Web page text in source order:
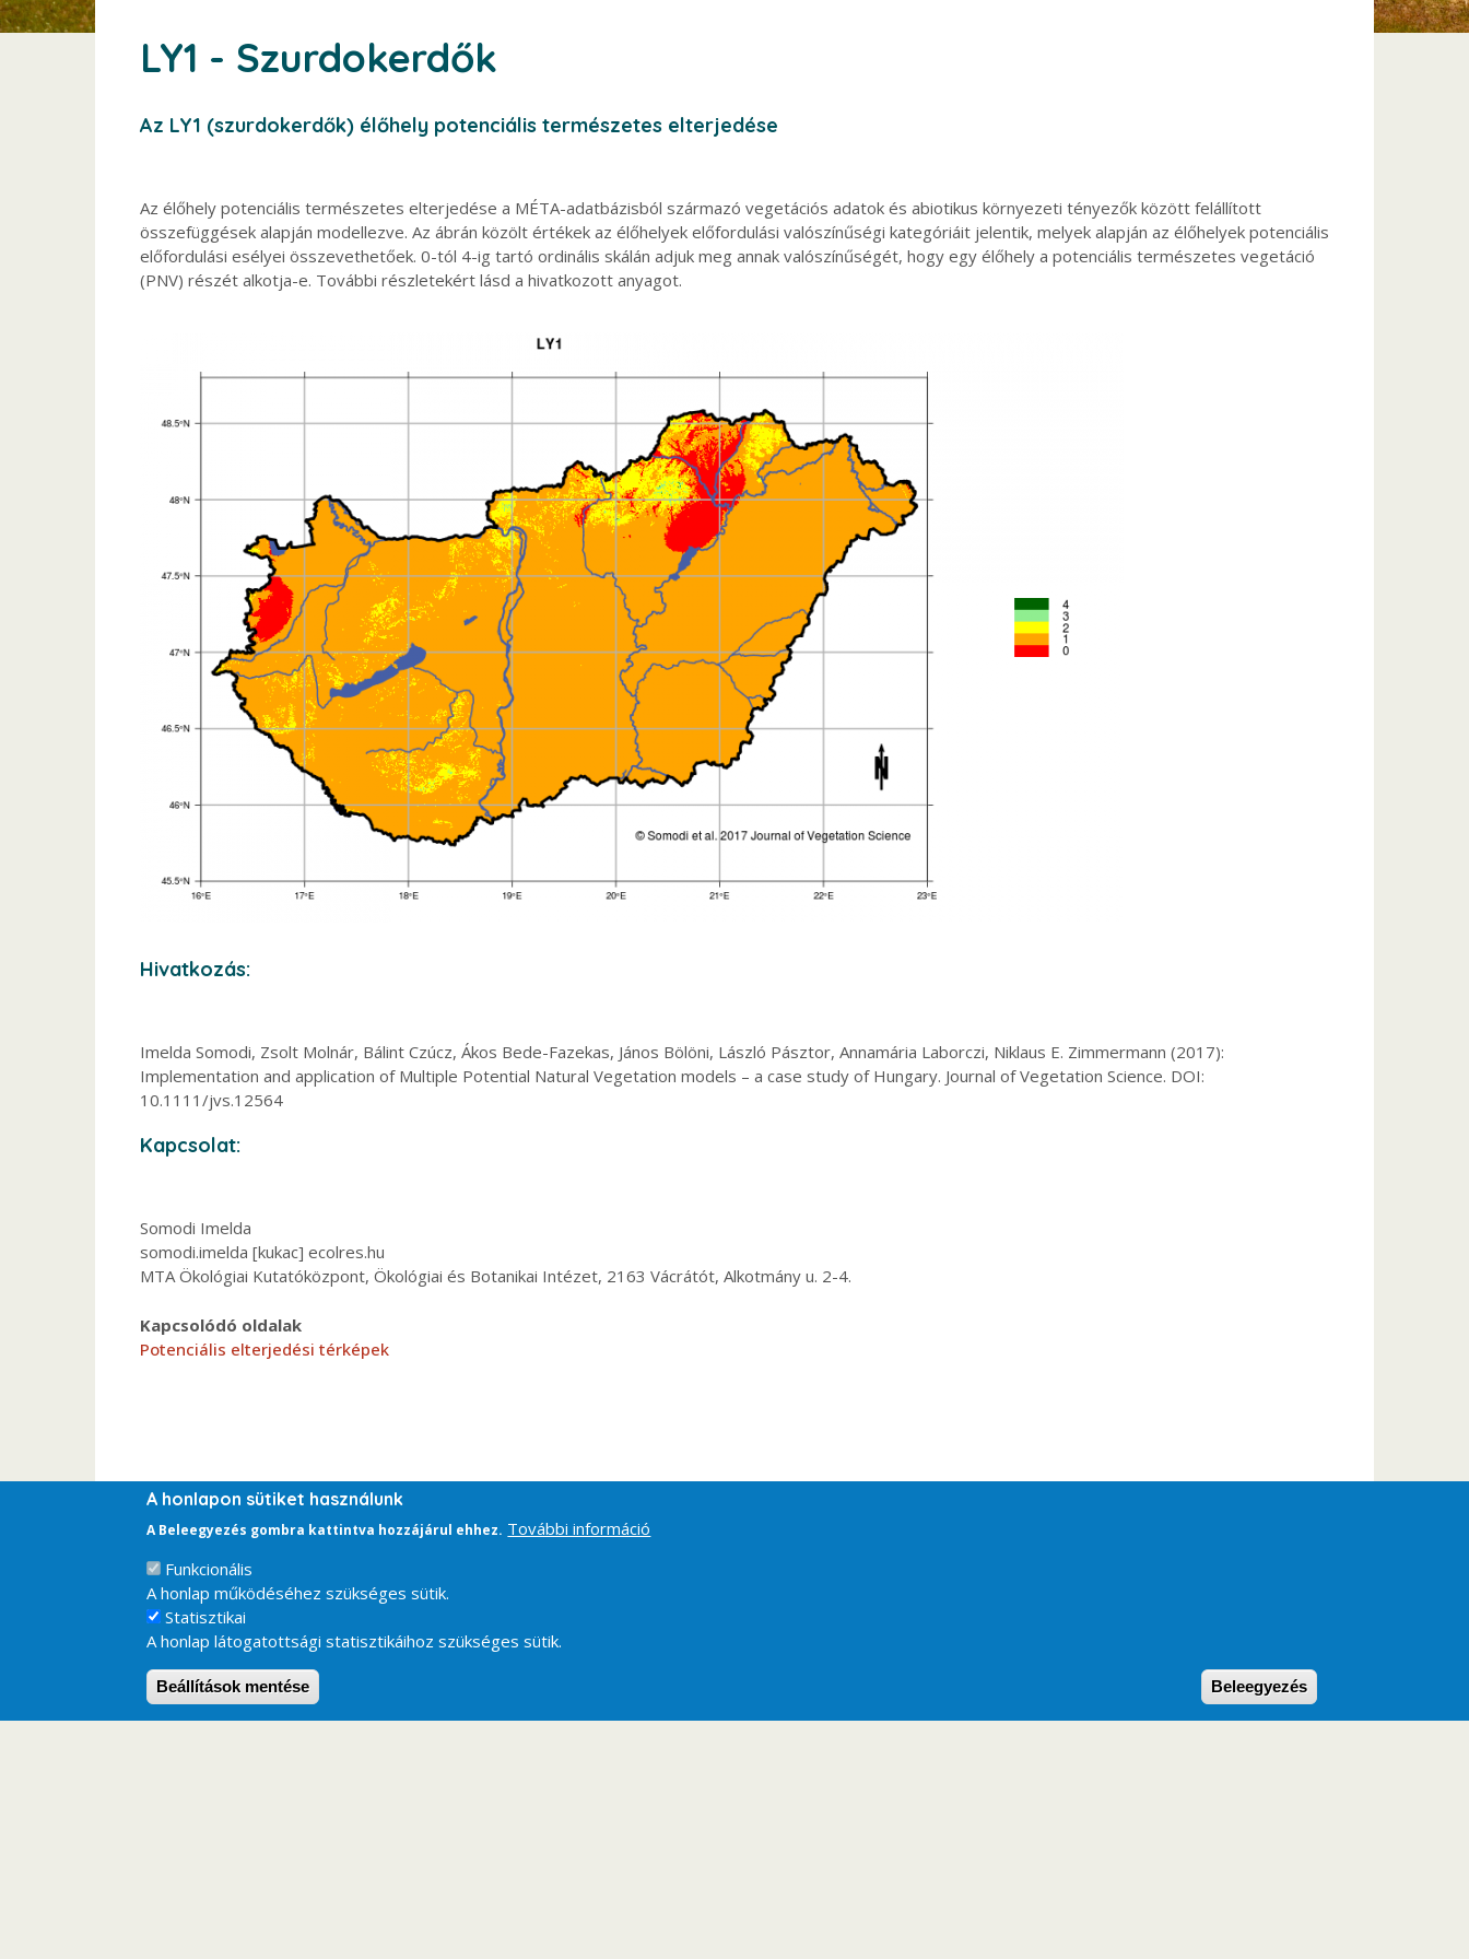
LY1 - Szurdokerdők
Az LY1 (szurdokerdők) élőhely potenciális természetes elterjedése
Az élőhely potenciális természetes elterjedése a MÉTA-adatbázisból származó vegetációs adatok és abiotikus környezeti tényezők között felállított
összefüggések alapján modellezve. Az ábrán közölt értékek az élőhelyek előfordulási valószínűségi kategóriáit jelentik, melyek alapján az élőhelyek potenciális
előfordulási esélyei összevethetőek. 0-tól 4-ig tartó ordinális skálán adjuk meg annak valószínűségét, hogy egy élőhely a potenciális természetes vegetáció
(PNV) részét alkotja-e. További részletekért lásd a hivatkozott anyagot.
Hivatkozás:
Imelda Somodi, Zsolt Molnár, Bálint Czúcz, Ákos Bede-Fazekas, János Bölöni, László Pásztor, Annamária Laborczi, Niklaus E. Zimmermann (2017):
Implementation and application of Multiple Potential Natural Vegetation models – a case study of Hungary. Journal of Vegetation Science. DOI:
10.1111/jvs.12564
Kapcsolat:
Somodi Imelda
somodi.imelda [kukac] ecolres.hu
MTA Ökológiai Kutatóközpont, Ökológiai és Botanikai Intézet, 2163 Vácrátót, Alkotmány u. 2-4.
Kapcsolódó oldalak
Potenciális elterjedési térképek
A honlapon sütiket használunk
A Beleegyezés gombra kattintva hozzájárul ehhez. További információ
Funkcionális
A honlap működéséhez szükséges sütik.
Statisztikai
A honlap látogatottsági statisztikáihoz szükséges sütik.
Beállítások mentése Beleegyezés